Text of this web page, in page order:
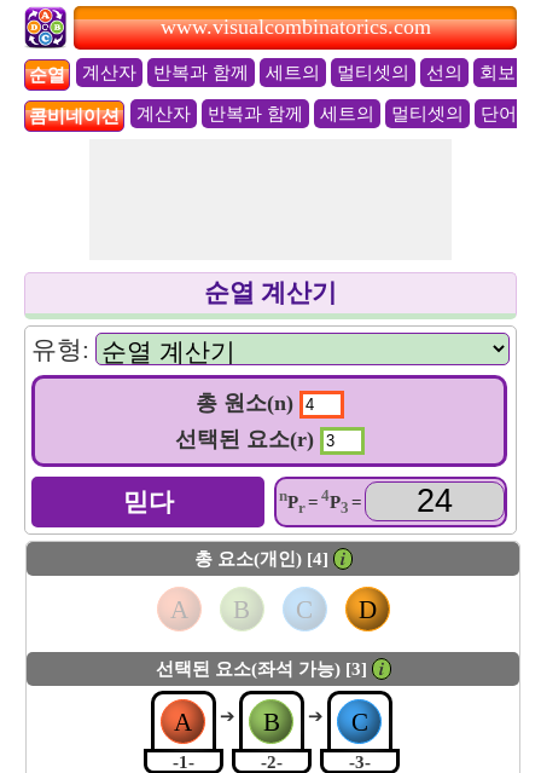
www.visualcombinatorics.com
순열 계산자 반복과 함께 세트의 멀티셋의 선의 회보
콤비네이션 계산자 반복과 함께 세트의 멀티셋의 단어
순열 계산기
유형:
총 원소(n)
선택된 요소(r)
nPr= 4P3 =
총 요소(개인) [4] 𝒊
A B C D
선택된 요소(좌석 가능) [3] 𝒊
A
-1-
➔ B
-2-
➔ C
-3-